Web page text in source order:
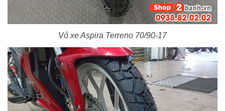
Vỏ xe Aspira Terreno 70/90-17